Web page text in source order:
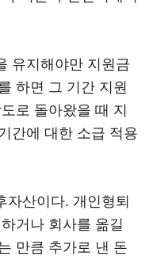
유지해야만 지원금
하면 그 기간 지원
로 돌아왔을 때 지
간에 대한 소급 적용
자산이다. 개인형퇴
거나 회사를 옮길
만큼 추가로 낸 돈